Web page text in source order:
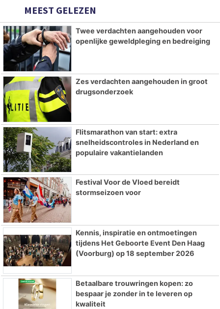
MEEST GELEZEN
Twee verdachten aangehouden voor
openlijke geweldpleging en bedreiging
Zes verdachten aangehouden in groot
drugsonderzoek
Flitsmarathon van start: extra
snelheidscontroles in Nederland en
populaire vakantielanden
Festival Voor de Vloed bereidt
stormseizoen voor
Kennis, inspiratie en ontmoetingen
tijdens Het Geboorte Event Den Haag
(Voorburg) op 18 september 2026
Betaalbare trouwringen kopen: zo
bespaar je zonder in te leveren op
kwaliteit